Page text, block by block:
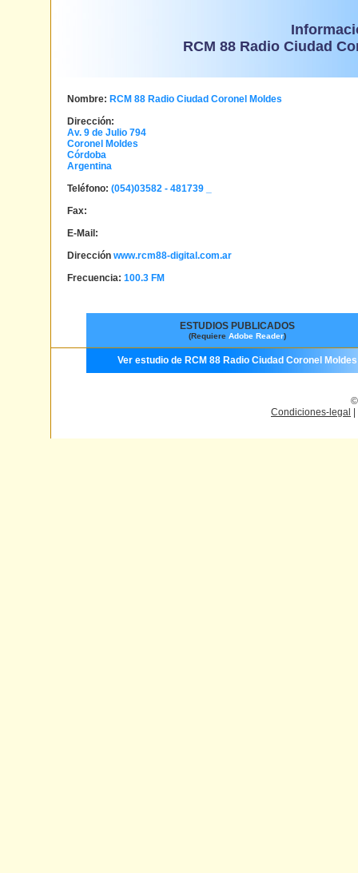
RCM 88 Radio Ciudad
Nombre: RCM 88 Radio Ciudad Coronel Moldes
Dirección:
Av. 9 de Julio 794
Coronel Moldes
Córdoba
Argentina
Teléfono: (054)03582 - 481739 _
Fax:
E-Mail:
Dirección www.rcm88-digital.com.ar
Frecuencia: 100.3 FM
ESTUDIOS PUBLICADOS
(Requiere Adobe Reader)
Ver estudio de RCM 88 Radio Ciudad Coronel Moldes
©
Condiciones-legal